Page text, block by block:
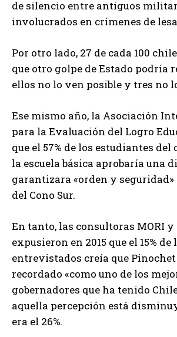
de silencio entre antiguos
involucrados en crímenes de
Por otro lado, 27 de cada 100
que otro golpe de Estado podría
ellos no lo ven posible y tres no
Ese mismo año, la Asociación
para la Evaluación del Logro
que el 57% de los estudiantes del
la escuela básica aprobaría una
garantizara «orden y seguridad»
del Cono Sur.
En tanto, las consultoras MORI y
expusieron en 2015 que el 15% de
entrevistados creía que
recordado «como uno de los
gobernadores que ha tenido
aquella percepción está
era el 26%.